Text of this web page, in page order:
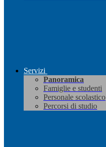
Servizi
Panoramica
Famiglie e studenti
Personale scolastico
Percorsi di studio